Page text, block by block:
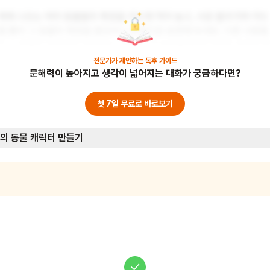
에 나오는 여러 동물들의 특징을 카드에 적어 놓고, 서로 돌아가며 카드
뽑아 그 동물의 특징을 몸짓이나 표정으로 표현해 보세요. 다른 사람들
그 동물이 무엇인지 맞춰보는 거예요. 이 놀이를 통해 다양한 성격과
을 이해하고 표현하는 능력을 기를 수 있어요. 준비물: 동물 특징이 적
전문가가 제안하는 독후 가이드
문해력이 높아지고 생각이 넓어지는 대화가 궁금하다면?
첫 7일 무료로 바로보기
동물 캐릭터 만들기